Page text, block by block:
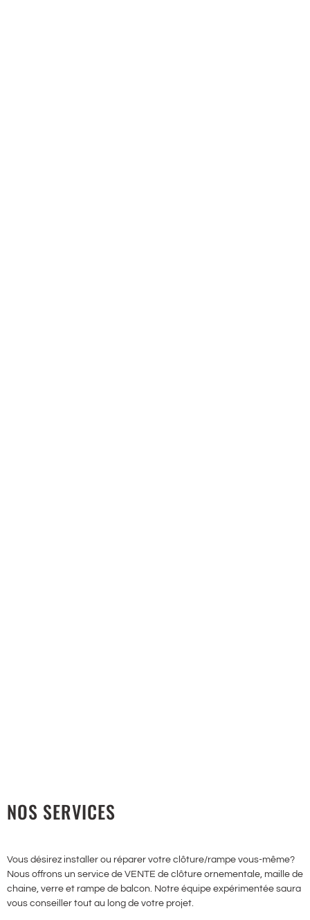
NOS SERVICES
Vous désirez installer ou réparer votre clôture/rampe vous-même?
Nous offrons un service de VENTE de clôture ornementale, maille de
chaine, verre et rampe de balcon. Notre équipe expérimentée saura
vous conseiller tout au long de votre projet.